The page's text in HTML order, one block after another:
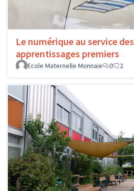
Le numérique au service des
apprentissages premiers
Ecole Maternelle Monnaie
0 2